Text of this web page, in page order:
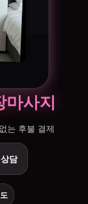
마사지
는 후불 결제
담